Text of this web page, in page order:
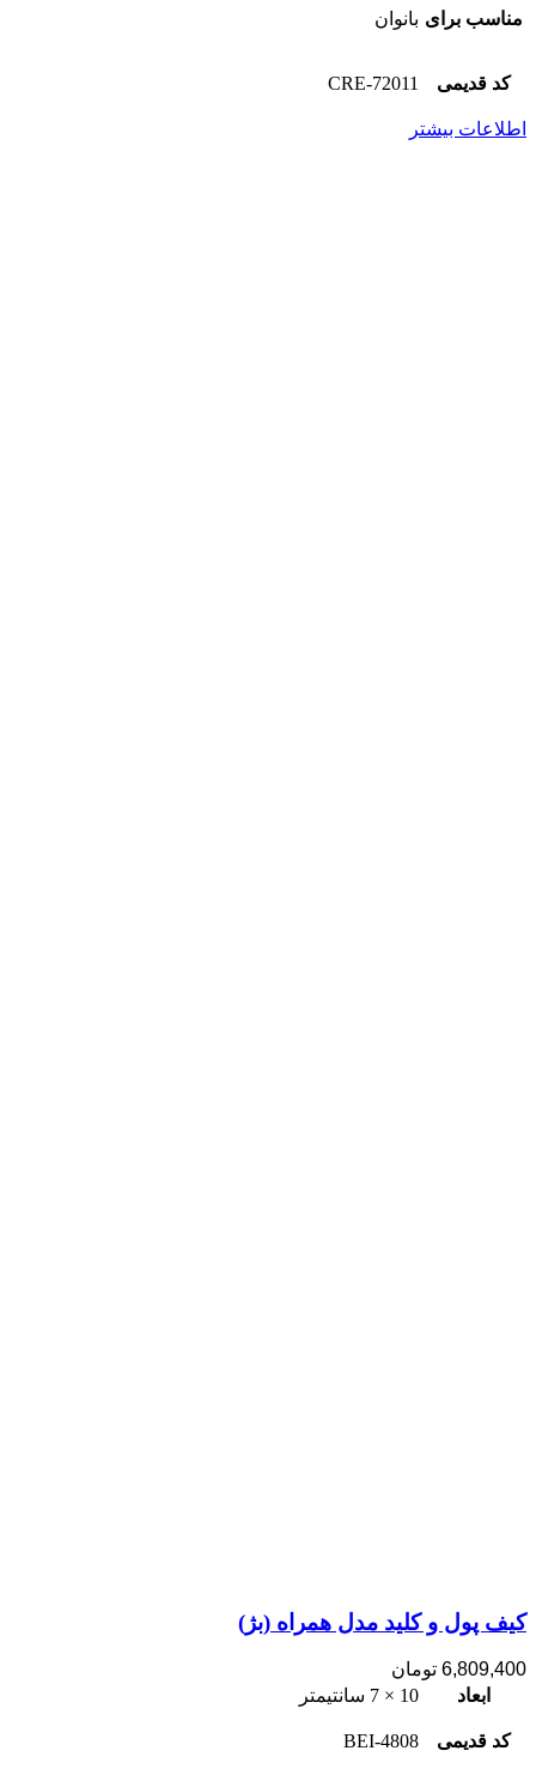
مناسب برای بانوان
کد قدیمی 72011-CRE
اطلاعات بیشتر
کیف پول و کلید مدل همراه (بژ)
6,809,400 تومان
ابعاد
10 × 7 سانتیمتر
کد قدیمی 4808-BEI